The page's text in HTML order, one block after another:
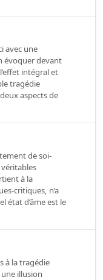
avec une
évoquer devant
intégral et
tragédie
aspects de
de soi-
à la
critiques, n’a
état d’âme est le
à la tragédie
illusion